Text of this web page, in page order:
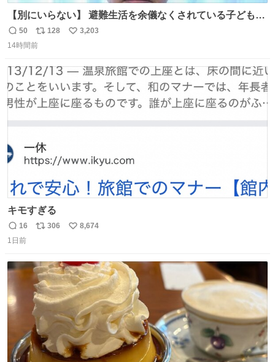
【別にいらない】 避難生活を余儀なくされている子どもた
ちのためにヒカキンボックス1000個を寄付させていただき
ました
返
信
50
リ
ポ
ト
数
128
い
数
3,203
14時間前
キモすぎる
返
信
16
リ
ト
数
306
い
数
8,674
1日前